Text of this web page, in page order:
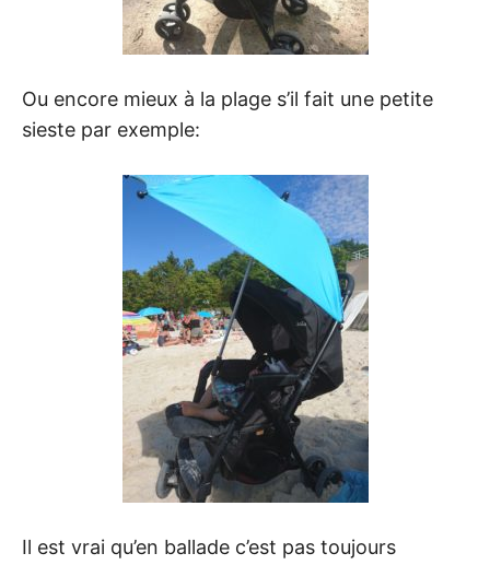
Ou encore mieux à la plage s’il fait une petite
sieste par exemple:
Il est vrai qu’en ballade c’est pas toujours